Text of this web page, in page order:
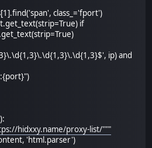
class_='fport')
if
ip) and
hidxxy.name/proxy-list/"""
'html.parser')